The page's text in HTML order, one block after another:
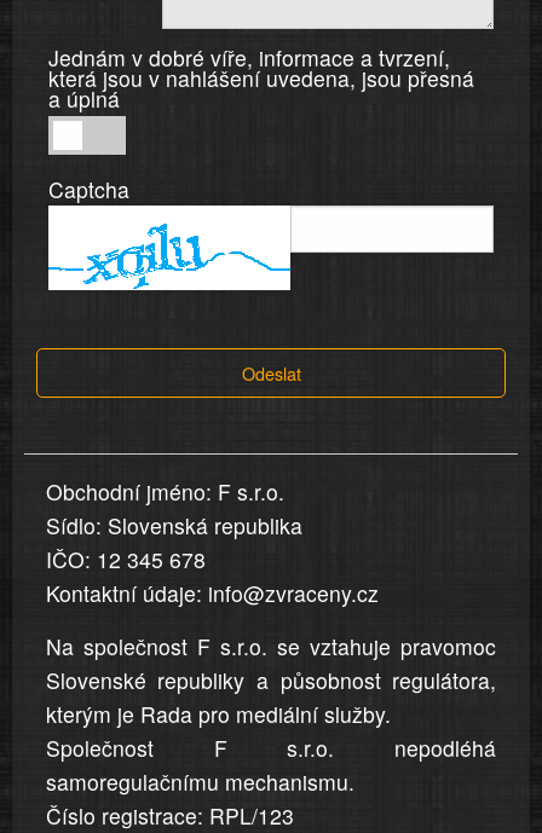
Jednám v dobré víře, informace a tvrzení,
která jsou v nahlášení uvedena, jsou přesná
a úplná
v
dobré
informace
v
uvedena,
jsou
přesná
a
úplná
Captcha
Odeslat
Obchodní jméno: F s.r.o.
Sídlo: Slovenská republika
IČO: 12 345 678
Kontaktní údaje: info@zvraceny.cz
Na společnost F s.r.o. se vztahuje pravomoc
Slovenské republiky a působnost regulátora,
kterým je Rada pro mediální služby.
Společnost F s.r.o. nepodléhá
samoregulačnímu mechanismu.
Číslo registrace: RPL/123